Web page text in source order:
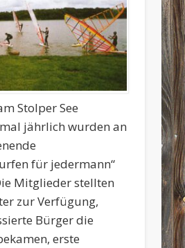
Stolper See
jährlich wurden an
für jedermann“
Mitglieder stellten
zur Verfügung,
Bürger die
erste